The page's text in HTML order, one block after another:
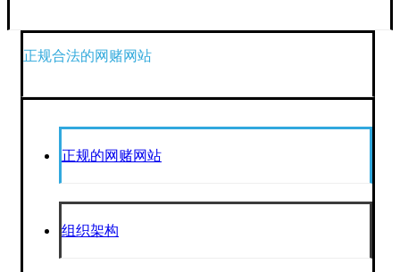
正规合法的网赌网站
正规的网赌网站
组织架构